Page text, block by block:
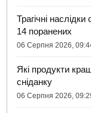
Трагічні
14 поранених
06 Серпня 2026,
Які продукти
сніданку
06 Серпня 2026,